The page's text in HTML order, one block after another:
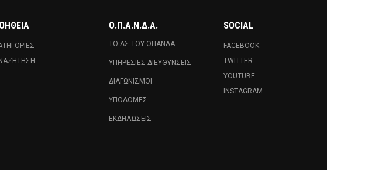
Ο.Π.Α.Ν.Δ.Α.
ΤΟ ΔΣ ΤΟΥ ΟΠΑΝΔΑ
ΥΠΗΡΕΣΊΕΣ-ΔΙΕΥΘΎΝΣΕΙΣ
ΔΙΑΓΩΝΙΣΜΟΊ
ΥΠΟΔΟΜΈΣ
ΕΚΔΗΛΏΣΕΙΣ
SOCIAL
FACEBOOK
TWITTER
YOUTUBE
INSTAGRAM